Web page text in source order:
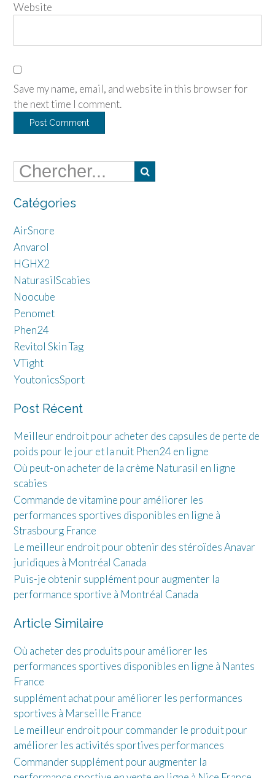
Website
Save my name, email, and website in this browser for
the next time I comment.
Catégories
AirSnore
Anvarol
HGHX2
NaturasilScabies
Noocube
Penomet
Phen24
Revitol Skin Tag
VTight
YoutonicsSport
Post Récent
Meilleur endroit pour acheter des capsules de perte de
poids pour le jour et la nuit Phen24 en ligne
Où peut-on acheter de la crème Naturasil en ligne
scabies
Commande de vitamine pour améliorer les
performances sportives disponibles en ligne à
Strasbourg France
Le meilleur endroit pour obtenir des stéroïdes Anavar
juridiques à Montréal Canada
Puis-je obtenir supplément pour augmenter la
performance sportive à Montréal Canada
Article Similaire
Où acheter des produits pour améliorer les
performances sportives disponibles en ligne à Nantes
France
supplément achat pour améliorer les performances
sportives à Marseille France
Le meilleur endroit pour commander le produit pour
améliorer les activités sportives performances
Commander supplément pour augmenter la